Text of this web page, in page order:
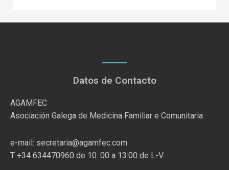
Datos de Contacto
AGAMFEC
Asociación Galega de Medicina Familiar e Comunitaria
e-mail: secretaria@agamfec.com
T +34 634470960 de 10: 00 a 13:00 de L-V